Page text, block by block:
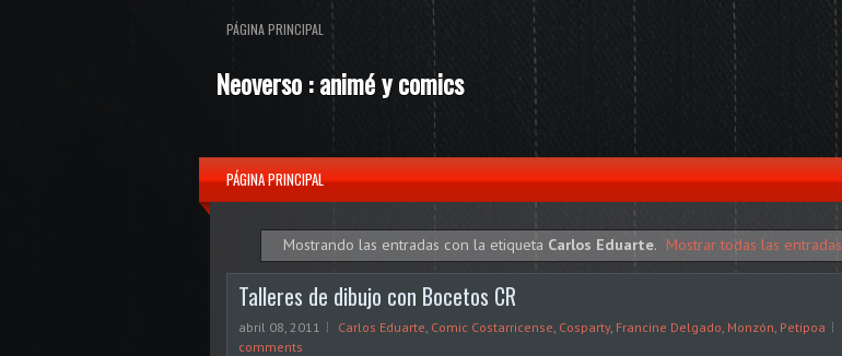
PÁGINA PRINCIPAL
Neoverso : animé y comics
PÁGINA PRINCIPAL
Mostrando las entradas con la etiqueta Carlos Eduarte. Mostrar todas las entradas
Talleres de dibujo con Bocetos CR
abril 08, 2011 Carlos Eduarte Comic Costarricense Cosparty, Francine Delgado Monzón Petipoa
comments